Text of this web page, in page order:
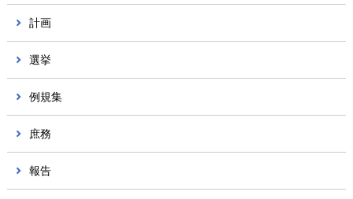
計画
選挙
例規集
庶務
報告